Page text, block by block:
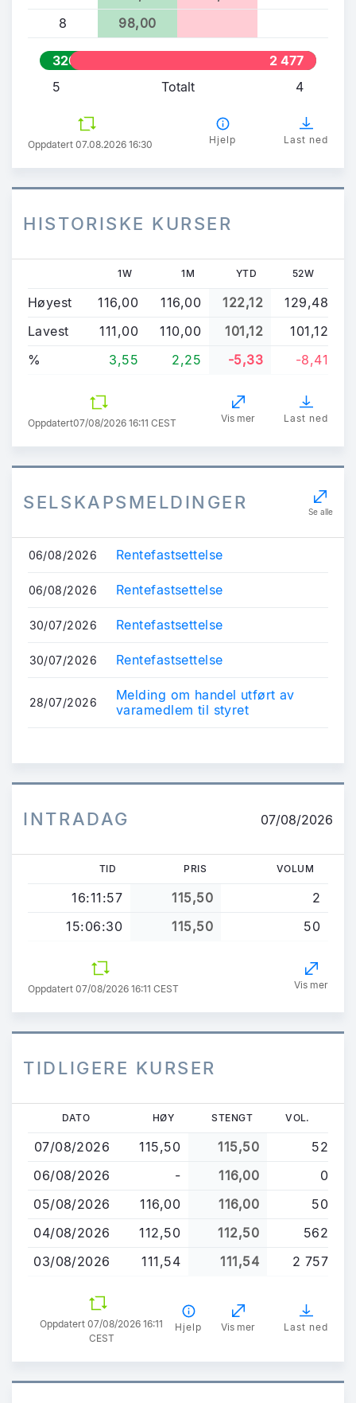
8
98,00
320
2 477
5
Totalt 4
Oppdatert 07.08.2026 16:30 Hjelp Last ned
HISTORISKE KURSER
1W 1M YTD 52W
Høyest 116,00 116,00 122,12
129,48
Lavest
111,00 110,00 101,12
101,12
%
3,55 2,25 -5,33 -8,41
Oppdatert07/08/2026 16:11 CEST Vis mer Last ned
SELSKAPSMELDINGER Se alle
06/08/2026 Rentefastsettelse
06/08/2026 Rentefastsettelse
30/07/2026 Rentefastsettelse
30/07/2026 Rentefastsettelse
28/07/2026
Melding om handel utført av
varamedlem til styret
INTRADAG 07/08/2026
TID PRIS VOLUM
16:11:57 115,50
2
15:06:30
115,50 50
Oppdatert 07/08/2026 16:11 CEST Vis mer
TIDLIGERE KURSER
hovedinnhold
DATO HØY STENGT VOL.
07/08/2026 115,50 115,50
52
06/08/2026
- 116,00
0
05/08/2026
116,00 116,00
50
04/08/2026
112,50 112,50
562
03/08/2026
111,54 111,54 2 757
Oppdatert 07/08/2026 16:11
CEST
Hjelp Vis mer Last ned